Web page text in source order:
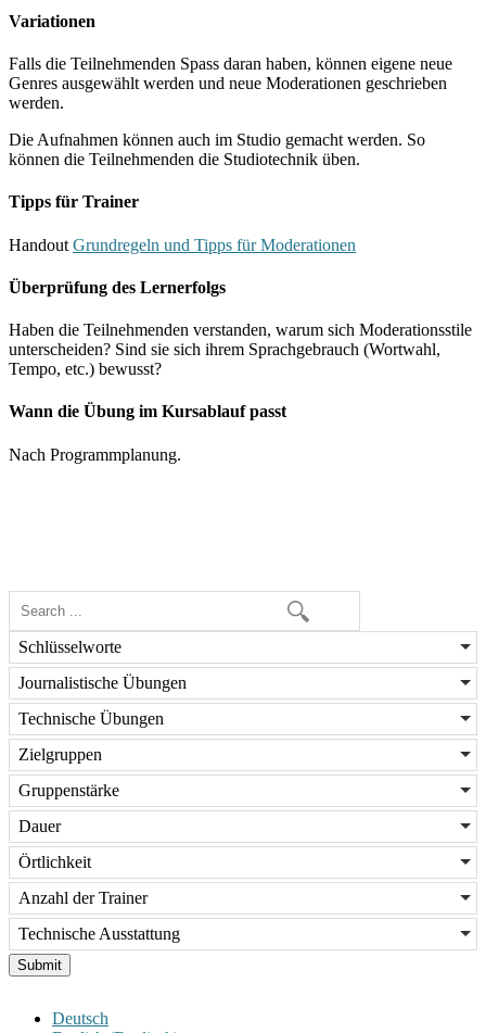
Variationen
Falls die Teilnehmenden Spass daran haben, können eigene neue
Genres ausgewählt werden und neue Moderationen geschrieben
werden.
Die Aufnahmen können auch im Studio gemacht werden. So
können die Teilnehmenden die Studiotechnik üben.
Tipps für Trainer
Handout Grundregeln und Tipps für Moderationen
Überprüfung des Lernerfolgs
Haben die Teilnehmenden verstanden, warum sich Moderationsstile
unterscheiden? Sind sie sich ihrem Sprachgebrauch (Wortwahl,
Tempo, etc.) bewusst?
Wann die Übung im Kursablauf passt
Nach Programmplanung.
Schlüsselworte
Journalistische Übungen
Technische Übungen
Zielgruppen
Gruppenstärke
Dauer
Örtlichkeit
Anzahl der Trainer
Technische Ausstattung
Submit
Deutsch